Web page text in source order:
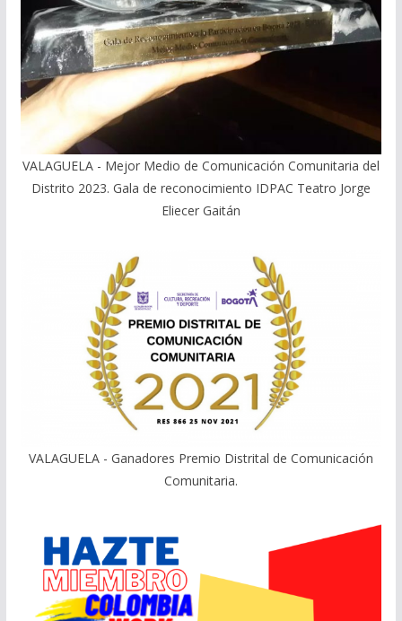
VALAGUELA - Mejor Medio de Comunicación Comunitaria del
Distrito 2023. Gala de reconocimiento IDPAC Teatro Jorge
Eliecer Gaitán
VALAGUELA - Ganadores Premio Distrital de Comunicación
Comunitaria.